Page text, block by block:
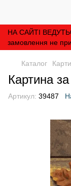
НА САЙТІ
замовлення не
Каталог
Картина
Артикул: 39487